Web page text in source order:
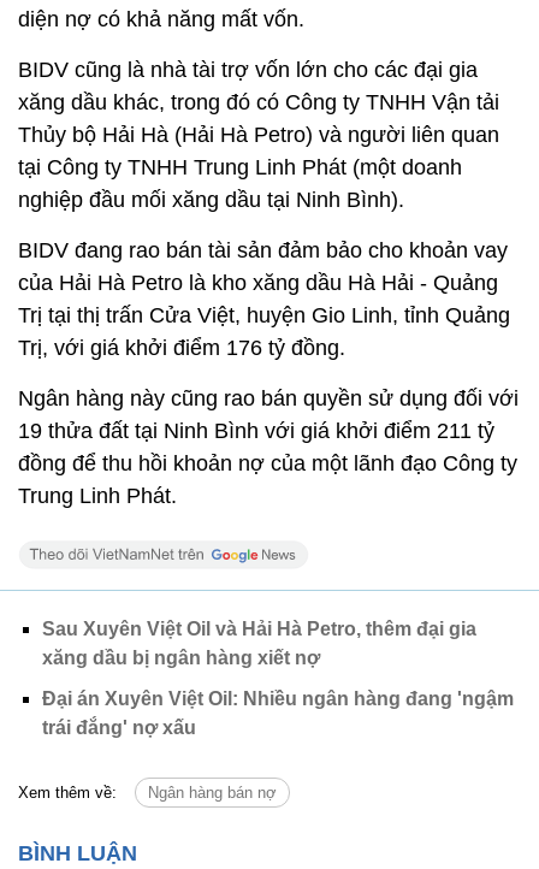
diện nợ có khả năng mất vốn.
BIDV cũng là nhà tài trợ vốn lớn cho các đại gia
xăng dầu khác, trong đó có Công ty TNHH Vận tải
Thủy bộ Hải Hà (Hải Hà Petro) và người liên quan
tại Công ty TNHH Trung Linh Phát (một doanh
nghiệp đầu mối xăng dầu tại Ninh Bình).
BIDV đang rao bán tài sản đảm bảo cho khoản vay
của Hải Hà Petro là kho xăng dầu Hà Hải - Quảng
Trị tại thị trấn Cửa Việt, huyện Gio Linh, tỉnh Quảng
Trị, với giá khởi điểm 176 tỷ đồng.
Ngân hàng này cũng rao bán quyền sử dụng đối với
19 thửa đất tại Ninh Bình với giá khởi điểm 211 tỷ
đồng để thu hồi khoản nợ của một lãnh đạo Công ty
Trung Linh Phát.
Sau Xuyên Việt Oil và Hải Hà Petro, thêm đại gia
xăng dầu bị ngân hàng xiết nợ
Đại án Xuyên Việt Oil: Nhiều ngân hàng đang 'ngậm
trái đắng' nợ xấu
Xem thêm về: Ngân hàng bán nợ